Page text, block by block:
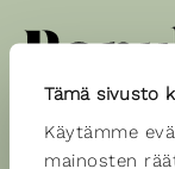
Tämä sivusto
Käytämme
mainosten